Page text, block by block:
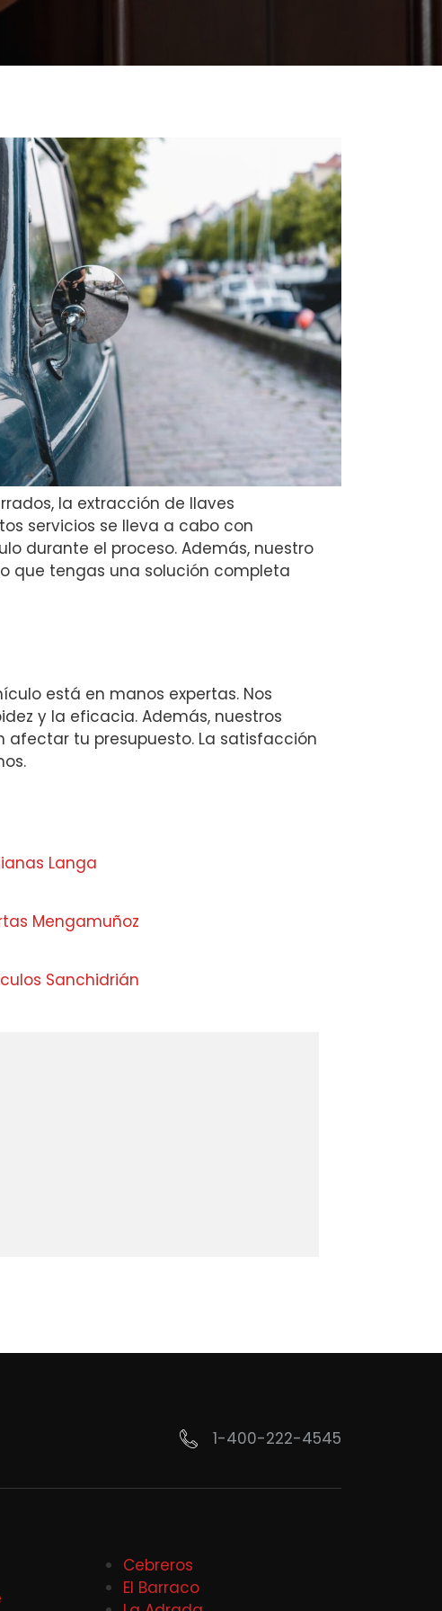
la extracción de llaves
servicios se lleva a cabo con
durante el proceso. Además, nuestro
que tengas una solución completa
está en manos expertas. Nos
y la eficacia. Además, nuestros
tu presupuesto. La satisfacción
Langa
Mengamuñoz
Sanchidrián
1-400-222-4545
Cebreros
El Barraco